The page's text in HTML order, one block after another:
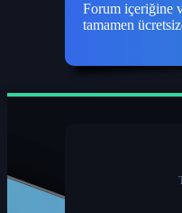
Forum içeriğine
tamamen